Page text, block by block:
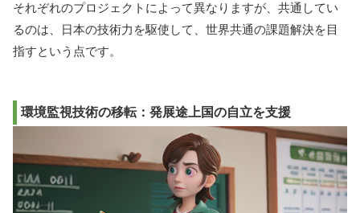
それぞれのプロジェクトによって異なりますが、共通してい
るのは、日本の技術力を駆使して、世界共通の課題解決を目
指すという点です。
環境監視技術の移転：発展途上国の自立を支援